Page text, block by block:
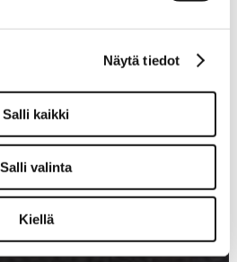
Näytä tiedot
Salli kaikki
Salli valinta
Kiellä